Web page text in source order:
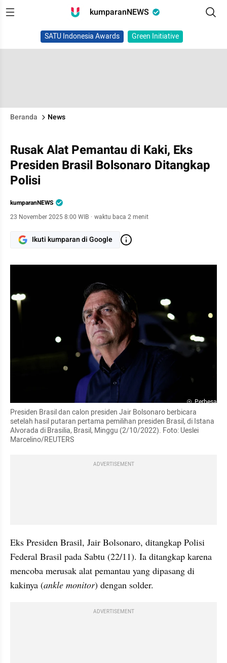
kumparanNEWS
SATU Indonesia Awards Green Initiative
Beranda News
Rusak Alat Pemantau di Kaki, Eks
Presiden Brasil Bolsonaro Ditangkap
Polisi
kumparanNEWS
23 November 2025 8:00 WIB · waktu baca 2 menit
Ikuti kumparan di Google
Perbesar
Presiden Brasil dan calon presiden Jair Bolsonaro berbicara
setelah hasil putaran pertama pemilihan presiden Brasil, di Istana
Alvorada di Brasilia, Brasil, Minggu (2/10/2022). Foto: Ueslei
Marcelino/REUTERS
ADVERTISEMENT
Eks Presiden Brasil, Jair Bolsonaro, ditangkap Polisi
Federal Brasil pada Sabtu (22/11). Ia ditangkap karena
mencoba merusak alat pemantau yang dipasang di
kakinya (ankle monitor) dengan solder.
ADVERTISEMENT